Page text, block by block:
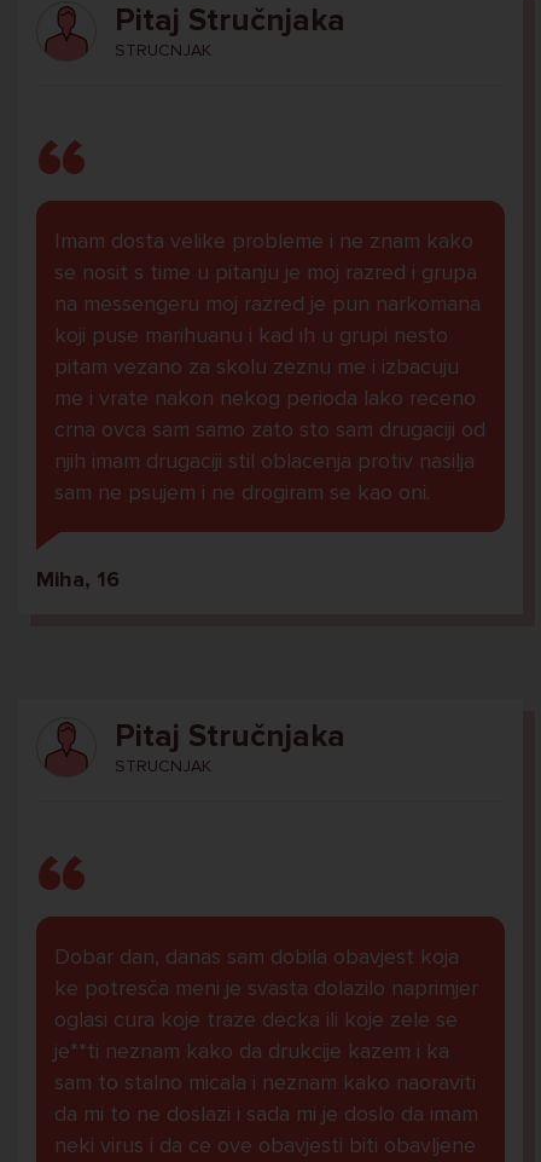
Pitaj Stručnjaka
STRUCNJAK
Imam dosta velike probleme i ne znam kako
se nosit s time u pitanju je moj razred i grupa
na messengeru moj razred je pun narkomana
koji puse marihuanu i kad ih u grupi nesto
pitam vezano za skolu zeznu me i izbacuju
me i vrate nakon nekog perioda lako receno
crna ovca sam samo zato sto sam drugaciji od
njih imam drugaciji stil oblacenja protiv nasilja
sam ne psujem i ne drogiram se kao oni.
Miha, 16
Pitaj Stručnjaka
STRUCNJAK
Dobar dan, danas sam dobila obavjest koja
ke potresča meni je svasta dolazilo naprimjer
oglasi cura koje traze decka ili koje zele se
je**ti neznam kako da drukcije kazem i ka
sam to stalno micala i neznam kako naoraviti
da mi to ne doslazi i sada mi je doslo da imam
neki virus i da ce ove obavjesti biti obavljene